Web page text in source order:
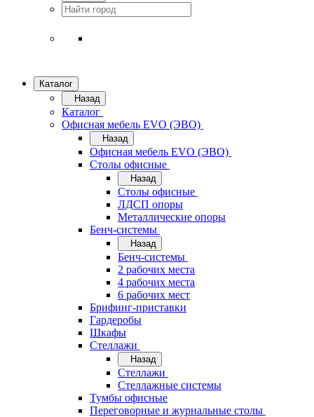
Каталог
Назад
Каталог
Офисная мебель EVO (ЭВО)
Назад
Офисная мебель EVO (ЭВО)
Cтолы офисные
Назад
Cтолы офисные
ЛДСП опоры
Металлические опоры
Бенч-системы
Назад
Бенч-системы
2 рабочих места
4 рабочих места
6 рабочих мест
Брифинг-приставки
Гардеробы
Шкафы
Стеллажи
Назад
Стеллажи
Стеллажные системы
Тумбы офисные
Переговорные и журнальные столы